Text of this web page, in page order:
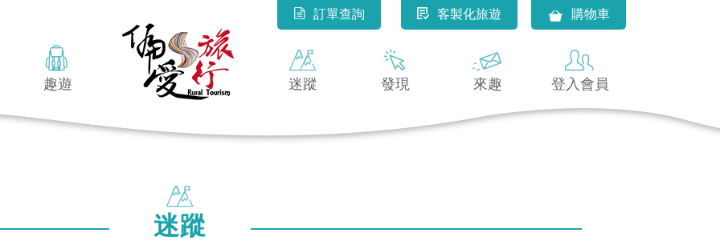
購物車
客製化旅遊
訂單查詢
趣遊 迷蹤 發現 來趣 登入會員
迷蹤